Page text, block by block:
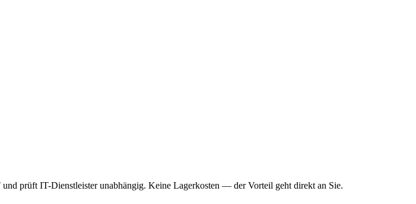
prüft IT-Dienstleister unabhängig. Keine Lagerkosten — der Vorteil geht direkt an Sie.